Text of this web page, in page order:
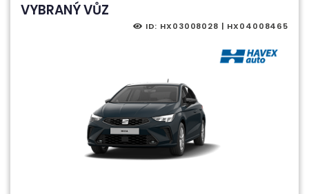
VYBRANÝ VŮZ
ID: HX03008028 | HX04008465